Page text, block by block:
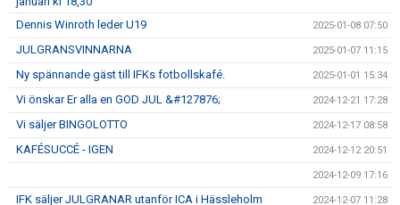
Dennis Winroth leder U19 2025-01-08 07:50
JULGRANSVINNARNA 2025-01-07 11:15
Ny spännande gäst till IFKs fotbollskafé. 2025-01-01 15:34
Vi önskar Er alla en GOD JUL &#127876; 2024-12-21 17:28
Vi säljer BINGOLOTTO 2024-12-17 08:58
KAFÉSUCCÉ - IGEN 2024-12-12 20:51
2024-12-09 17:16
IFK säljer JULGRANAR utanför ICA i Hässleholm 2024-12-07 11:28